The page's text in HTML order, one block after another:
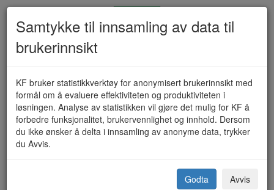
Avkjørsel fra offentlig vei -
søknad (KF-455)
Samtykke til innsamling av data til
brukerinnsikt
KF bruker statistikkverktøy for anonymisert brukerinnsikt med
formål om å evaluere effektiviteten og produktiviteten i
løsningen. Analyse av statistikken vil gjøre det mulig for KF å
forbedre funksjonalitet, brukervennlighet og innhold. Dersom
du ikke ønsker å delta i innsamling av anonyme data, trykker
du Avvis.
Godta Avvis